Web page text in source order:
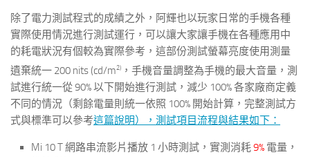
除了電力測試程式的成績之外，阿輝也以玩家日常的手機各種
實際使用情況進行測試運行，可以讓大家讓手機在各種應用中
的耗電狀況有個較為實際參考，這部份測試螢幕亮度使用測量
遺棄統一 200 nits (cd/m2) ，手機音量調整為手機的最大音量，測
試進行統一從 90% 以下開始進行測試，減少 100% 各家廠商定義
不同的情況（剩餘電量則統一依照 100% 開始計算，完整測試方
式與標準可以參考這篇說明），測試項目流程與結果如下：
Mi 10 T 網路串流影片播放 1 小時測試，實測消耗9% 電量，